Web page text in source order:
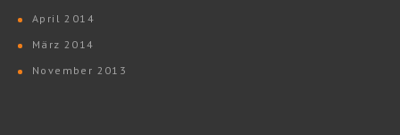
April 2014
März 2014
November 2013